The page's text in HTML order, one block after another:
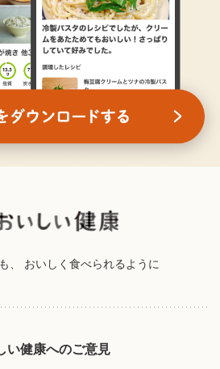
、 おいしく食べられるように
い健康へのご意見